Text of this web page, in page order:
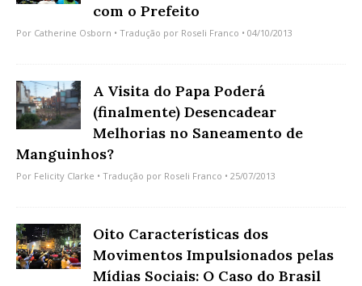
com o Prefeito
Por Catherine Osborn • Tradução por Roseli Franco • 04/10/2013
A Visita do Papa Poderá
(finalmente) Desencadear
Melhorias no Saneamento de
Manguinhos?
Por Felicity Clarke • Tradução por Roseli Franco • 25/07/2013
Oito Características dos
Movimentos Impulsionados pelas
Mídias Sociais: O Caso do Brasil